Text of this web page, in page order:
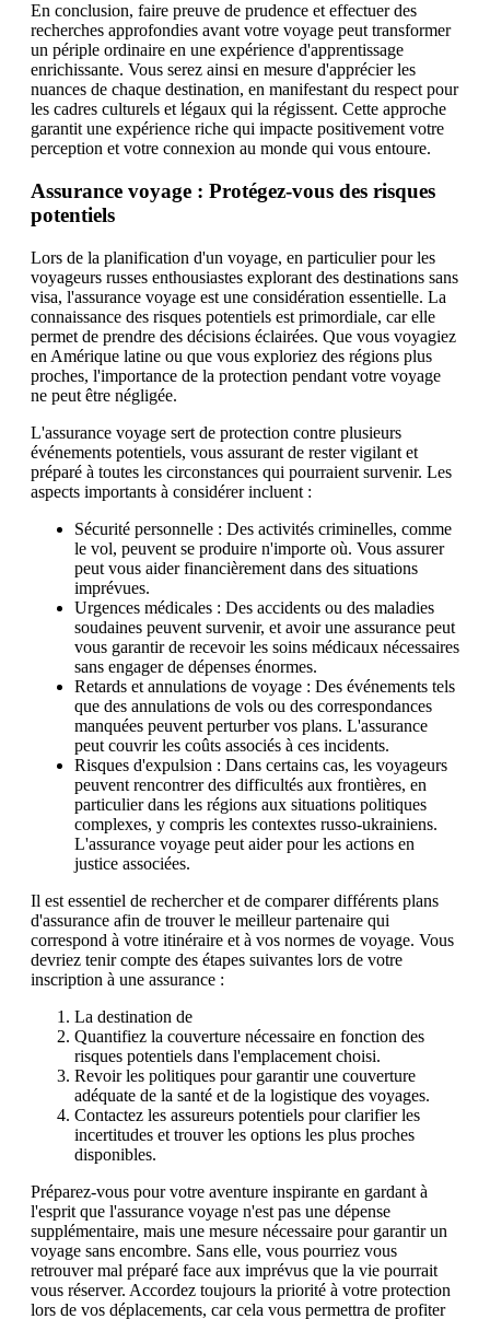
En conclusion, faire preuve de prudence et effectuer des
recherches approfondies avant votre voyage peut transformer
un périple ordinaire en une expérience d'apprentissage
enrichissante. Vous serez ainsi en mesure d'apprécier les
nuances de chaque destination, en manifestant du respect pour
les cadres culturels et légaux qui la régissent. Cette approche
garantit une expérience riche qui impacte positivement votre
perception et votre connexion au monde qui vous entoure.
Assurance voyage : Protégez-vous des risques
potentiels
Lors de la planification d'un voyage, en particulier pour les
voyageurs russes enthousiastes explorant des destinations sans
visa, l'assurance voyage est une considération essentielle. La
connaissance des risques potentiels est primordiale, car elle
permet de prendre des décisions éclairées. Que vous voyagiez
en Amérique latine ou que vous exploriez des régions plus
proches, l'importance de la protection pendant votre voyage
ne peut être négligée.
L'assurance voyage sert de protection contre plusieurs
événements potentiels, vous assurant de rester vigilant et
préparé à toutes les circonstances qui pourraient survenir. Les
aspects importants à considérer incluent :
Sécurité personnelle : Des activités criminelles, comme
le vol, peuvent se produire n'importe où. Vous assurer
peut vous aider financièrement dans des situations
imprévues.
Urgences médicales : Des accidents ou des maladies
soudaines peuvent survenir, et avoir une assurance peut
vous garantir de recevoir les soins médicaux nécessaires
sans engager de dépenses énormes.
Retards et annulations de voyage : Des événements tels
que des annulations de vols ou des correspondances
manquées peuvent perturber vos plans. L'assurance
peut couvrir les coûts associés à ces incidents.
Risques d'expulsion : Dans certains cas, les voyageurs
peuvent rencontrer des difficultés aux frontières, en
particulier dans les régions aux situations politiques
complexes, y compris les contextes russo-ukrainiens.
L'assurance voyage peut aider pour les actions en
justice associées.
Il est essentiel de rechercher et de comparer différents plans
d'assurance afin de trouver le meilleur partenaire qui
correspond à votre itinéraire et à vos normes de voyage. Vous
devriez tenir compte des étapes suivantes lors de votre
inscription à une assurance :
La destination de
Quantifiez la couverture nécessaire en fonction des
risques potentiels dans l'emplacement choisi.
Revoir les politiques pour garantir une couverture
adéquate de la santé et de la logistique des voyages.
Contactez les assureurs potentiels pour clarifier les
incertitudes et trouver les options les plus proches
disponibles.
Préparez-vous pour votre aventure inspirante en gardant à
l'esprit que l'assurance voyage n'est pas une dépense
supplémentaire, mais une mesure nécessaire pour garantir un
voyage sans encombre. Sans elle, vous pourriez vous
retrouver mal préparé face aux imprévus que la vie pourrait
vous réserver. Accordez toujours la priorité à votre protection
lors de vos déplacements, car cela vous permettra de profiter